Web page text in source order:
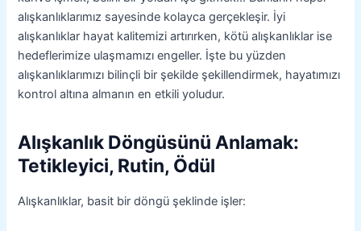
alışkanlıklarımız sayesinde kolayca gerçekleşir. İyi
alışkanlıklar hayat kalitemizi artırırken, kötü alışkanlıklar ise
hedeflerimize ulaşmamızı engeller. İşte bu yüzden
alışkanlıklarımızı bilinçli bir şekilde şekillendirmek, hayatımızı
kontrol altına almanın en etkili yoludur.
Alışkanlık Döngüsünü Anlamak:
Tetikleyici, Rutin, Ödül
Alışkanlıklar, basit bir döngü şeklinde işler: